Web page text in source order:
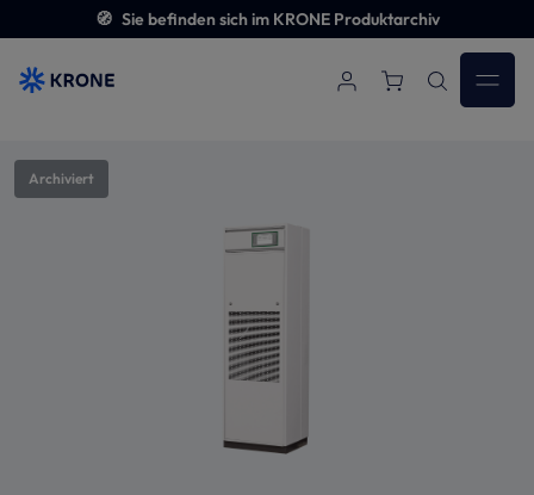
Zum Hauptinhalt springen
🧭 Sie befinden sich im KRONE Produktarchiv
Archiviert
Bildergalerie überspringen